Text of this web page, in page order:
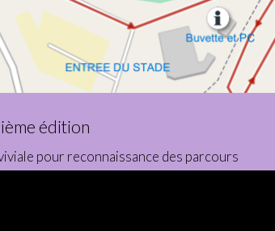
édition
pour reconnaissance des parcours